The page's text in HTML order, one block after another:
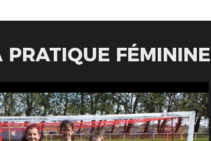
PRATIQUE FÉMININE